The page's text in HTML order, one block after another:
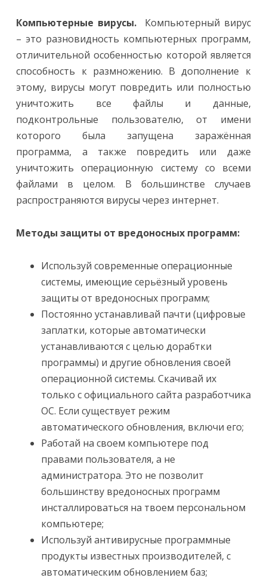
Компьютерные вирусы.
Компьютерный вирус
– это разновидность компьютерных программ,
отличительной особенностью которой является
способность к размножению. В дополнение к
этому, вирусы могут повредить или полностью
уничтожить все файлы и данные,
подконтрольные пользователю, от имени
которого была запущена заражённая
программа, а также повредить или даже
уничтожить операционную систему со всеми
файлами в целом. В большинстве случаев
распространяются вирусы через интернет.
Методы защиты от вредоносных программ:
Используй современные операционные
системы, имеющие серьёзный уровень
защиты от вредоносных программ;
Постоянно устанавливай пачти (цифровые
заплатки, которые автоматически
устанавливаются с целью дорабтки
программы) и другие обновления своей
операционной системы. Скачивай их
только с официального сайта разработчика
ОС. Если существует режим
автоматического обновления, включи его;
Работай на своем компьютере под
правами пользователя, а не
администратора. Это не позволит
большинству вредоносных программ
инсталлироваться на твоем персональном
компьютере;
Используй антивирусные программные
продукты известных производителей, с
автоматическим обновлением баз;